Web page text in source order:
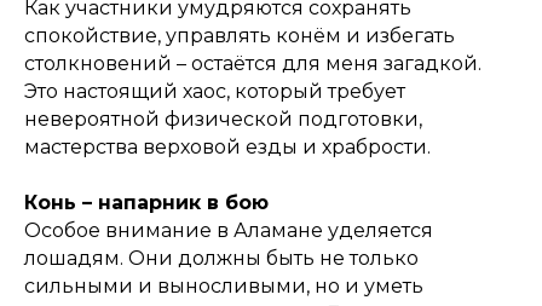
Как участники умудряются сохранять
спокойствие, управлять конём и избегать
столкновений – остаётся для меня загадкой.
Это настоящий хаос, который требует
невероятной физической подготовки,
мастерства верховой езды и храбрости.
Конь – напарник в бою
Особое внимание в Аламане уделяется
лошадям. Они должны быть не только
сильными и выносливыми, но и уметь